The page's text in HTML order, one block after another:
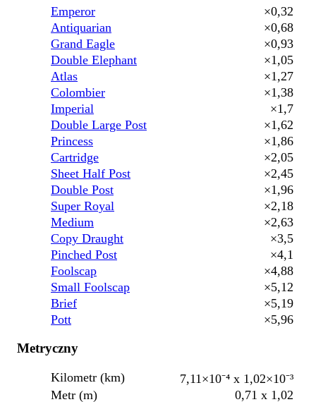
Emperor
×0,32
Antiquarian
×0,68
Grand Eagle
×0,93
Double Elephant
×1,05
Atlas
×1,27
Colombier
×1,38
Imperial
×1,7
Double Large Post
×1,62
Princess
×1,86
Cartridge
×2,05
Sheet Half Post
×2,45
Double Post
×1,96
Super Royal
×2,18
Medium
×2,63
Copy Draught
×3,5
Pinched Post
×4,1
Foolscap
×4,88
Small Foolscap
×5,12
Brief
×5,19
Pott
×5,96
Metryczny
Kilometr (km)
7,11×10⁻⁴ x 1,02×10⁻³
Metr (m)
0,71 x 1,02